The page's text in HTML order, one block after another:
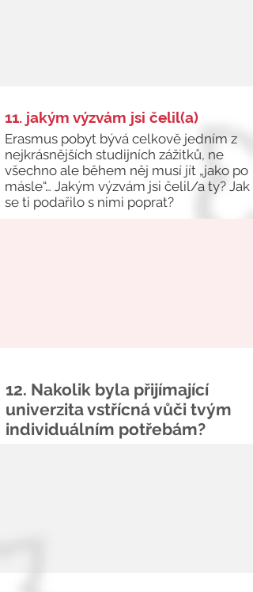
11. jakým výzvám jsi čelil(a)
Erasmus pobyt bývá celkově jedním z
nejkrásnějších studijních zážitků, ne
všechno ale během něj musí jít „jako po
másle“… Jakým výzvám jsi čelil/a ty? Jak
se ti podařilo s nimi poprat?
12. Nakolik byla přijímající
univerzita vstřícná vůči tvým
individuálním potřebám?